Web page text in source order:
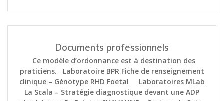
Documents professionnels
Ce modèle d’ordonnance est à destination des
praticiens. Laboratoire BPR Fiche de renseignement
clinique – Génotype RHD Foetal Laboratoires MLab
La Scala – Stratégie diagnostique devant une ADP